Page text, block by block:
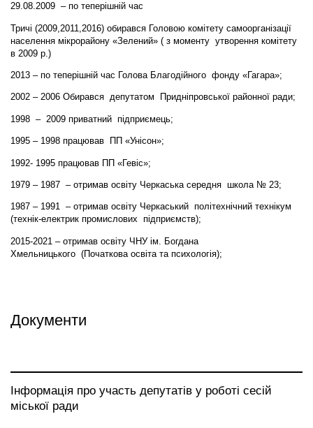
29.08.2009 – по теперішній час
Тричі (2009,2011,2016) обирався Головою комітету самоорганізації
населення мікрорайону «Зелений» ( з моменту утворення комітету
в 2009 р.)
2013 – по теперішній час Голова Благодійного фонду «Гагара»;
2002 – 2006 Обирався депутатом Придніпровської районної ради;
1998 – 2009 приватний підприємець;
1995 – 1998 працював ПП «Унісон»;
1992- 1995 працював ПП «Гевіс»;
1979 – 1987 – отримав освіту Черкаська середня школа № 23;
1987 – 1991 – отримав освіту Черкаський політехнічний технікум
(технік-електрик промислових підприємств);
2015-2021 – отримав освіту ЧНУ ім. Богдана
Хмельницького (Початкова освіта та психологія);
Документи
Інформація про участь депутатів у роботі сесій
міської ради